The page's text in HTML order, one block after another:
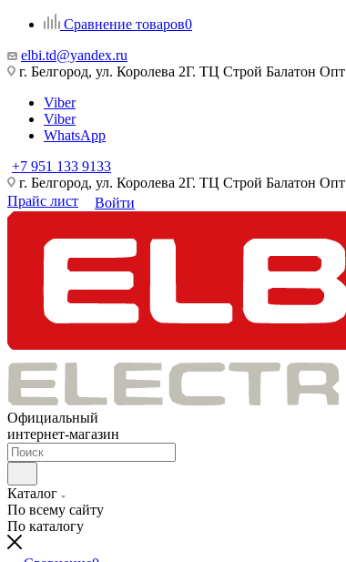
Сравнение товаров0
elbi.td@yandex.ru
г. Белгород, ул. Королева 2Г. ТЦ Строй Балатон Опт
Viber
Viber
WhatsApp
+7 951 133 9133
г. Белгород, ул. Королева 2Г. ТЦ Строй Балатон Опт
Прайс лист
Войти
Официальный
интернет-магазин
Каталог
По всему сайту
По каталогу